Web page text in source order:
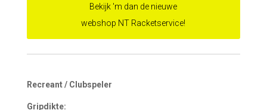
Bekijk 'm dan de nieuwe
webshop NT Racketservice!
Recreant / Clubspeler
Gripdikte: